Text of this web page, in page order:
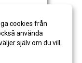
cookies från
använda
själv om du vill